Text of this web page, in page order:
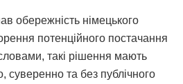
обережність німецького
потенційного постачання
такі рішення мають
суверенно та без публічного